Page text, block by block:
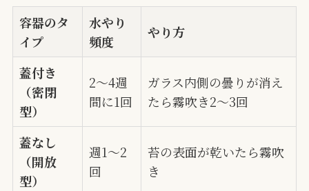
容器のタ
イプ
水やり
頻度
やり方
蓋付き
（密閉
型）
2〜4週
間に1回
ガラス内側の曇りが消え
たら霧吹き2〜3回
蓋なし
（開放
型）
週1〜2
回
苔の表面が乾いたら霧吹
き